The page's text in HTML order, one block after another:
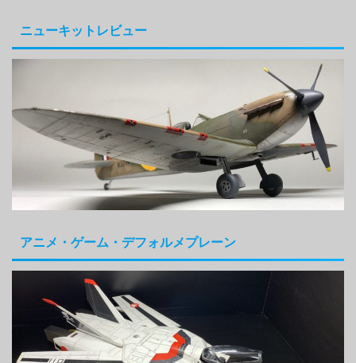
ニューキットレビュー
アニメ・ゲーム・デフォルメプレーン